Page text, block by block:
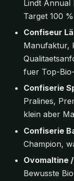
Lindt Annual
Target 100
Confiseur
Manufaktur,
fuer Top-
Confiserie
Pralines,
klein aber
Confiserie
Champion,
Ovomaltine
Bewusste